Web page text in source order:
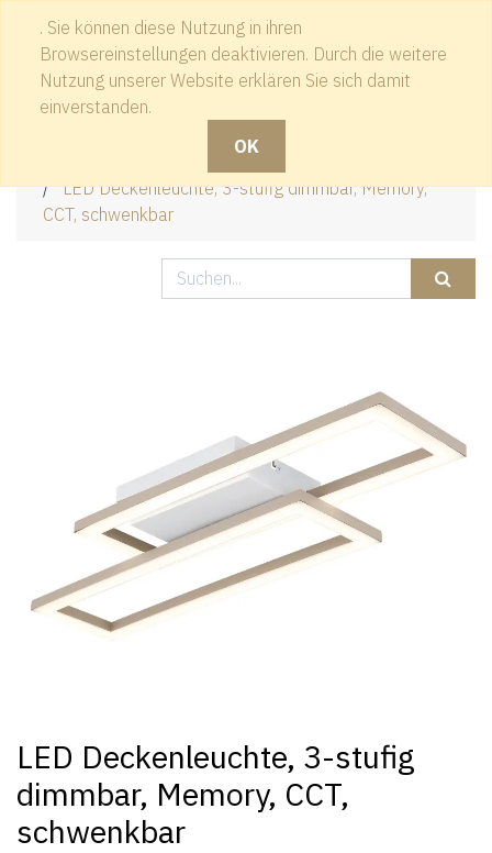
. Sie können diese Nutzung in ihren
Browsereinstellungen deaktivieren. Durch die weitere
Nutzung unserer Website erklären Sie sich damit
einverstanden.
OK
Kontakt
LED Deckenleuchte, 3-stufig dimmbar, Memory,
CCT, schwenkbar
LED Deckenleuchte, 3-stufig
dimmbar, Memory, CCT,
schwenkbar